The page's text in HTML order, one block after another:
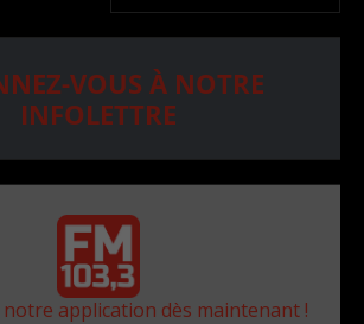
VOUS À NOTRE
INFOLETTRE
application dès maintenant !